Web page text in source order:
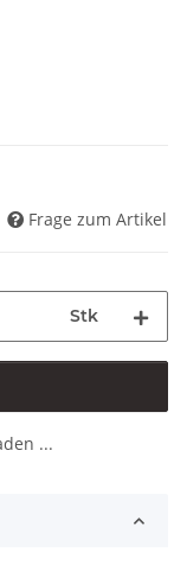
Frage zum Artikel
Stk
...